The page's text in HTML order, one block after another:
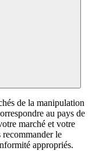
de la manipulation
au pays de
marché et votre
recommander le
appropriés.